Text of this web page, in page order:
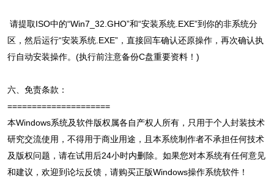
请提取ISO中的“Win7_32.GHO”和“安装系统.EXE”到你的非系统分
区，然后运行“安装系统.EXE”，直接回车确认还原操作，再次确认执
行自动安装操作。(执行前注意备份C盘重要资料！)
六、免责条款：
=====================
本Windows系统及软件版权属各自产权人所有，只用于个人封装技术
研究交流使用，不得用于商业用途，且本系统制作者不承担任何技术
及版权问题，请在试用后24小时内删除。如果您对本系统有任何意见
和建议，欢迎到论坛反馈，请购买正版Windows操作系统软件！